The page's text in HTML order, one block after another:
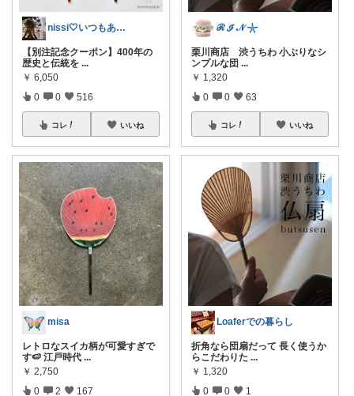
nissi🤍いつもありがとう🍀
【別注記念クーポン】400年の
歴史と伝統を ...
￥ 6,050
0 0 516
コレ いいね
misa
レトロなスイカ柄が可愛すぎで
す🍉 江戸時代 ...
￥ 2,750
0 2 167
ℛ ℐ 𝒩 𓇼
栗川商店 渋うちわ 小ぶりなシ
ンプルな団 ...
￥ 1,320
0 0 63
コレ いいね
Loaferでの暮らし
折角なら団扇だって 長く使うか
らこだわりた ...
￥ 1,320
0 0 1